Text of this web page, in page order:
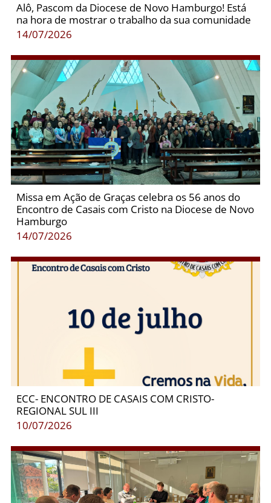
Alô, Pascom da Diocese de Novo Hamburgo! Está
na hora de mostrar o trabalho da sua comunidade
14/07/2026
Missa em Ação de Graças celebra os 56 anos do
Encontro de Casais com Cristo na Diocese de Novo
Hamburgo
14/07/2026
ECC- ENCONTRO DE CASAIS COM CRISTO-
REGIONAL SUL III
10/07/2026